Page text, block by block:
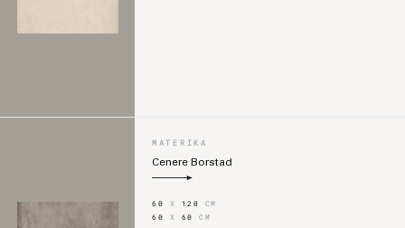
MATERIKA
Cenere Borstad
60 X 120 CM
60 X 60CM